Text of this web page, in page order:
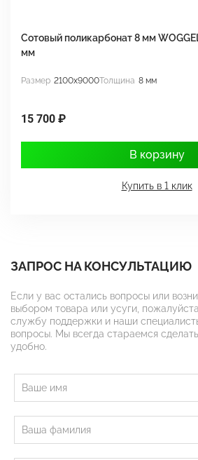
Сотовый поликарбонат 8 мм
мм
Размер 2100x9000Толщина 8 мм
15 700 ₽
В корзину
Купить в 1 клик
ЗАПРОС НА КОНСУЛЬТАЦИЮ
Если у вас остались вопросы или
выбором товара или усуги,
службу поддержки и наши
вопросы. Мы всегда стараемся
удобно.